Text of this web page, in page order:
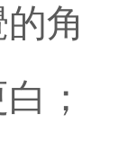
角
；